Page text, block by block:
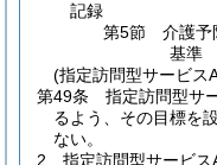
記録
第5節
介護予
基準
(指定訪問型サービス
第49条
指定訪問型サ
るよう、その目標を
ない。
2
指定訪問型サービ